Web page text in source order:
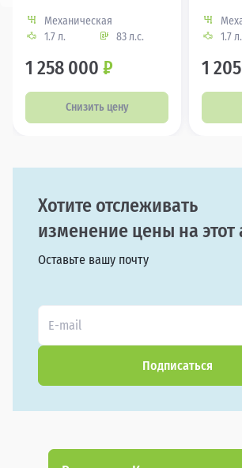
Механическая
1.7 л.
83 л.с.
1 258 000 ₽
Снизить цену
1.7 л.
1
Хотите отслеживать
изменение цены на этот
Оставьте вашу почту
Подписаться